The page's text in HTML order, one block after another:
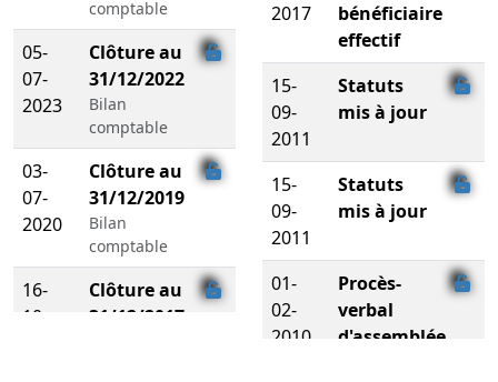
comptable
05-
07-
2023
Clôture au
31/12/2022
Bilan
comptable
03-
07-
2020
Clôture au
31/12/2019
Bilan
comptable
16-
10-
Clôture au
31/12/2017
2017
bénéficiaire
effectif
15-
09-
2011
Statuts
mis à jour
15-
09-
2011
Statuts
mis à jour
01-
02-
2010
Procès-
verbal
d'assemblée